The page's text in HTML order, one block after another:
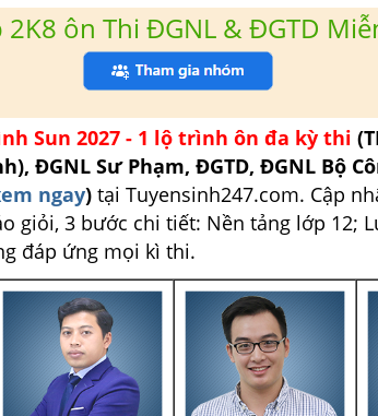
ôn Thi ĐGNL & ĐGTD
Sun 2027 - 1 lộ trình ôn đa kỳ thi
ĐGNL Sư Phạm, ĐGTD, ĐGNL Bộ
ngay) tại Tuyensinh247.com. Cập
giỏi, 3 bước chi tiết: Nền tảng lớp 12;
đáp ứng mọi kì thi.